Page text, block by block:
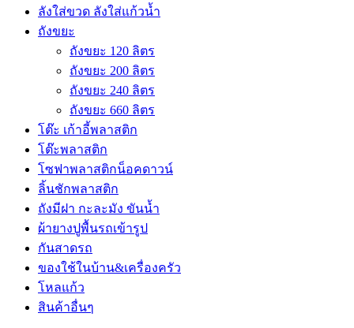
ลังใส่ขวด ลังใส่แก้วน้ำ
ถังขยะ
ถังขยะ 120 ลิตร
ถังขยะ 200 ลิตร
ถังขยะ 240 ลิตร
ถังขยะ 660 ลิตร
โต๊ะ เก้าอี้พลาสติก
โต๊ะพลาสติก
โซฟาพลาสติกน็อคดาวน์
ลิ้นชักพลาสติก
ถังมีฝา กะละมัง ขันน้ำ
ผ้ายางปูพื้นรถเข้ารูป
กันสาดรถ
ของใช้ในบ้าน&เครื่องครัว
โหลแก้ว
สินค้าอื่นๆ